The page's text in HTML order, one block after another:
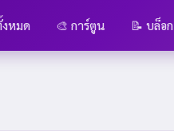
หมด 🎨 การ์ตูน 📝 บล็อก